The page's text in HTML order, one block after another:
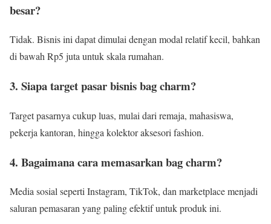
besar?
Tidak. Bisnis ini dapat dimulai dengan modal relatif kecil, bahkan
di bawah Rp5 juta untuk skala rumahan.
3. Siapa target pasar bisnis bag charm?
Target pasarnya cukup luas, mulai dari remaja, mahasiswa,
pekerja kantoran, hingga kolektor aksesori fashion.
4. Bagaimana cara memasarkan bag charm?
Media sosial seperti Instagram, TikTok, dan marketplace menjadi
saluran pemasaran yang paling efektif untuk produk ini.